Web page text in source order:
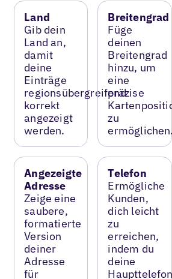
Land
Gib dein
Land an,
damit
deine
Einträge
regionsübergreifend
korrekt
angezeigt
werden.
Breitengrad
Füge
deinen
Breitengrad
hinzu, um
eine
präzise
zu
ermöglichen.
Angezeigte
Adresse
Zeige eine
saubere,
formatierte
Version
deiner
Adresse
für
Telefon
Ermögliche
Kunden,
dich leicht
zu
erreichen,
indem du
deine